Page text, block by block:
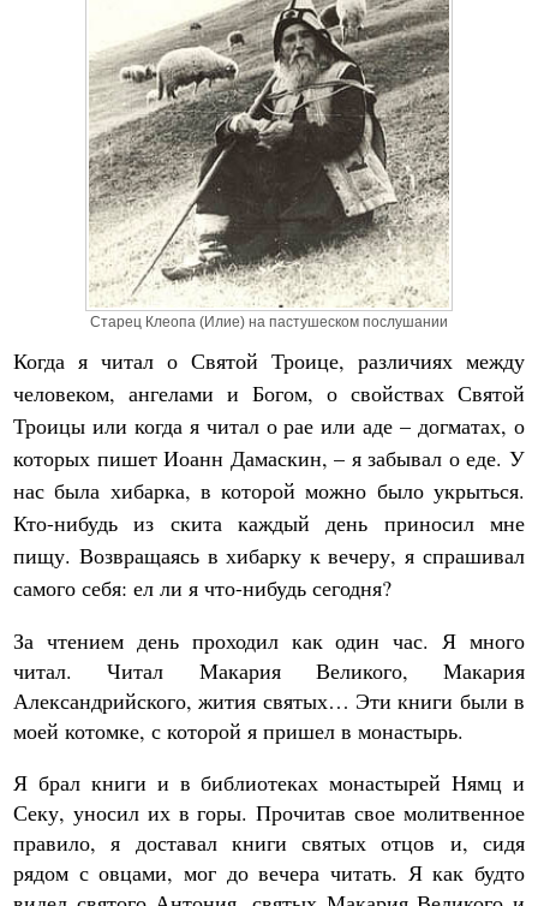
Старец Клеопа (Илие) на пастушеском послушании
Когда я читал о Святой Троице, различиях между
человеком, ангелами и Богом, о свойствах Святой
Троицы или когда я читал о рае или аде – догматах, о
которых пишет Иоанн Дамаскин, – я забывал о еде. У
нас была хибарка, в которой можно было укрыться.
Кто-нибудь из скита каждый день приносил мне
пищу. Возвращаясь в хибарку к вечеру, я спрашивал
самого себя: ел ли я что-нибудь сегодня?
За чтением день проходил как один час. Я много
читал. Читал Макария Великого, Макария
Александрийского, жития святых… Эти книги были в
моей котомке, с которой я пришел в монастырь.
Я брал книги и в библиотеках монастырей Нямц и
Секу, уносил их в горы. Прочитав свое молитвенное
правило, я доставал книги святых отцов и, сидя
рядом с овцами, мог до вечера читать. Я как будто